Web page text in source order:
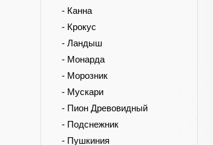
- Канна
- Крокус
- Ландыш
- Монарда
- Морозник
- Мускари
- Пион Древовидный
- Подснежник
- Пушкиния